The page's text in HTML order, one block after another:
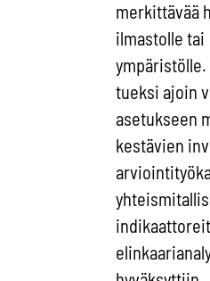
merkittävää
ilmastolle tai
ympäristölle.
tueksi ajoin
asetukseen
kestävien